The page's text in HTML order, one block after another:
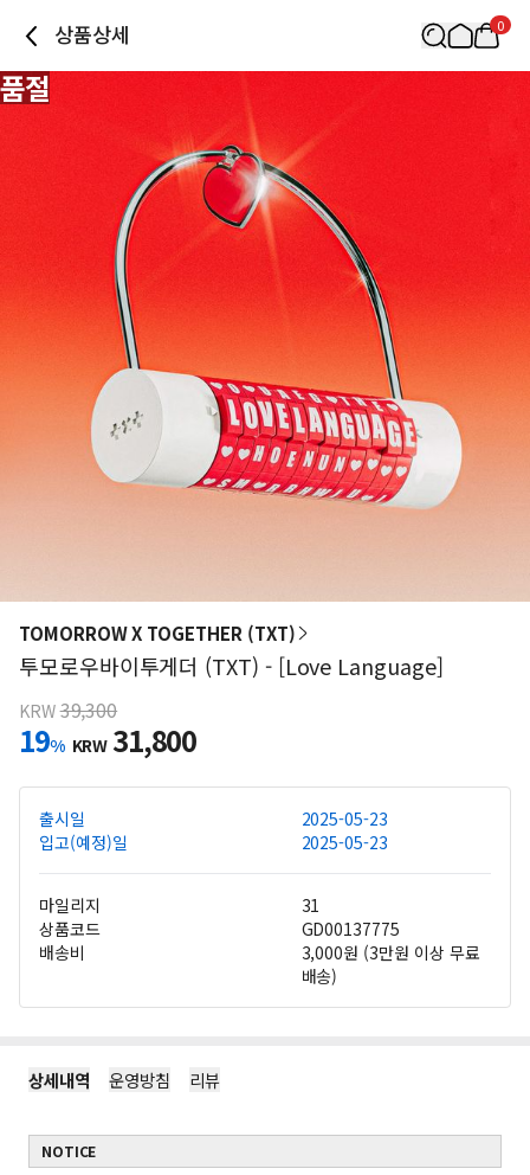
상품상세 0
품절
TOMORROW X TOGETHER (TXT)
투모로우바이투게더 (TXT) - [Love Language]
KRW 39,300
19% KRW 31,800
출시일
2025-05-23
입고(예정)일
2025-05-23
마일리지
31
상품코드
GD00137775
배송비
3,000원 (3만원 이상 무료
배송)
상세내역 운영방침 리뷰
NOTICE